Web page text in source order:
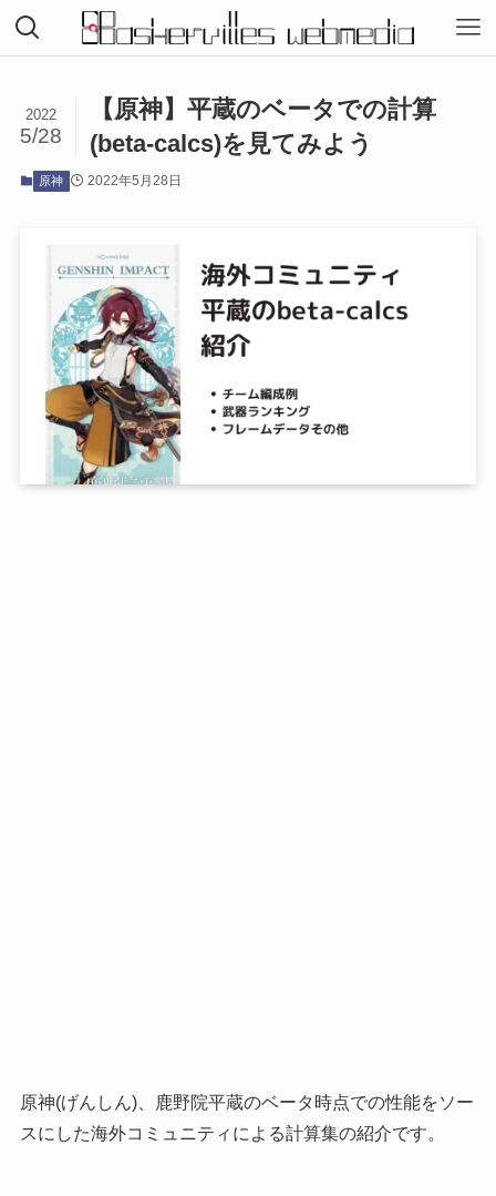
【原神】平蔵のベータでの計算
(beta-calcs)を見てみよう
2022
5/28
原神 2022年5月28日
原神(げんしん)、鹿野院平蔵のベータ時点での性能をソー
スにした海外コミュニティによる計算集の紹介です。